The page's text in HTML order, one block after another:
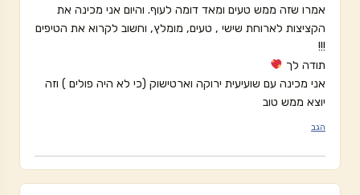
אמרו שזה ממש טעים ומאד דומה לעוף. והיום אני מכינה את
הקציצות לארוחת שישי , טעים, מומלץ, וחשוב לקרוא את הטיפים
!!!
תודה לך
אני מכינה עם שועיעית ירוקה וארטישוק (כי לא היה פולים ) וזה
יוצא ממש טוב
הגב